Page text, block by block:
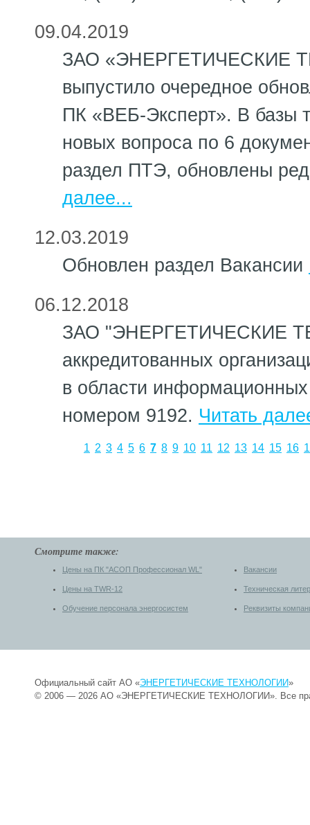
09.04.2019
ЗАО «ЭНЕРГЕТИЧЕСКИЕ
выпустило очередное
ПК «ВЕБ-Эксперт». В базы
новых вопроса по 6
раздел ПТЭ, обновлены
далее...
12.03.2019
Обновлен раздел Вакансии
06.12.2018
ЗАО "ЭНЕРГЕТИЧЕСКИЕ
аккредитованных
в области информационных
номером 9192. Читать
1 2 3 4 5 6 7 8 9 10 11 12 13 14 15 16
Смотрите также:
Цены на ПК "АСОП Профессионал WL"
Цены на TWR-12
Обучение персонала энергосистем
Вакансии
Техническая
Реквизиты
Официальный сайт АО «ЭНЕРГЕТИЧЕСКИЕ ТЕХНОЛОГИИ»
© 2006 — 2026 АО «ЭНЕРГЕТИЧЕСКИЕ ТЕХНОЛОГИИ». Все